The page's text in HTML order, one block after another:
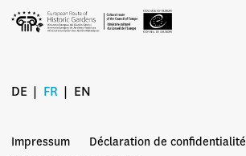
DE FR EN
Impressum
Déclaration de confidentialité